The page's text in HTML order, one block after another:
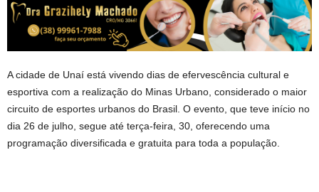
A cidade de Unaí está vivendo dias de efervescência cultural e
esportiva com a realização do Minas Urbano, considerado o maior
circuito de esportes urbanos do Brasil. O evento, que teve início no
dia 26 de julho, segue até terça-feira, 30, oferecendo uma
programação diversificada e gratuita para toda a população.